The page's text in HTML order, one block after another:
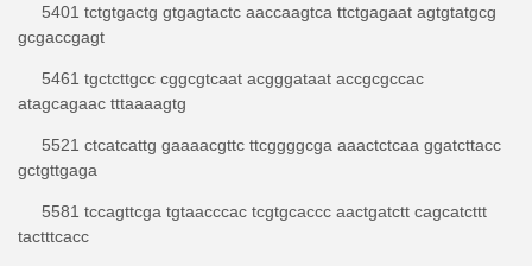
5401 tctgtgactg gtgagtactc aaccaagtca ttctgagaat agtgtatgcg
gcgaccgagt
5461 tgctcttgcc cggcgtcaat acgggataat accgcgccac
atagcagaac tttaaaagtg
5521 ctcatcattg gaaaacgttc ttcggggcga aaactctcaa ggatcttacc
gctgttgaga
5581 tccagttcga tgtaacccac tcgtgcaccc aactgatctt cagcatcttt
tactttcacc